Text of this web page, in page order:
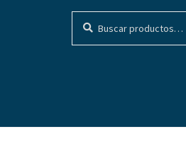
por: